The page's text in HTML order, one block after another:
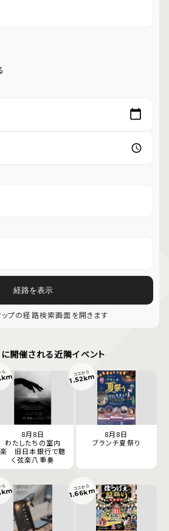
経路を表示
プの経路検索画面を開きます
開催される近隣イベント
8月8日
わたしたちの室内
楽 旧日本銀行で聴
く弦楽八重奏
ら
8月8日
ブランチ夏祭り
ココから
1.52km
ら ココから
1.66km